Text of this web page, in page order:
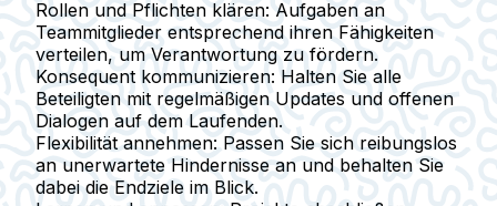
Rollen und Pflichten klären: Aufgaben an
Teammitglieder entsprechend ihren Fähigkeiten
verteilen, um Verantwortung zu fördern.
Konsequent kommunizieren: Halten Sie alle
Beteiligten mit regelmäßigen Updates und offenen
Dialogen auf dem Laufenden.
Flexibilität annehmen: Passen Sie sich reibungslos
an unerwartete Hindernisse an und behalten Sie
dabei die Endziele im Blick.